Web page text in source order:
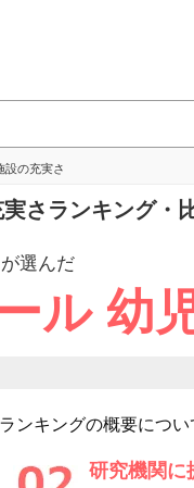
設の充実さ
さランキング・
選んだ
ル 幼
ンキングの概要につい
研究機関に